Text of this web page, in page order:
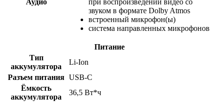
Аудио
при воспроизведении видео со
звуком в формате Dolby Atmos
встроенный микрофон(ы)
система направленных микрофонов
Питание
Тип
аккумулятора
Li-Ion
Разъем питания USB-C
Ёмкость
аккумулятора
36,5 Вт*ч